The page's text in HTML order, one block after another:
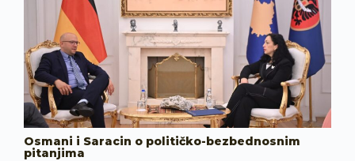
Osmani i Saracin o političko-bezbednosnim
pitanjima